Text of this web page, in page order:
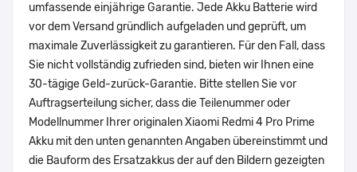
umfassende einjährige Garantie. Jede Akku Batterie wird
vor dem Versand gründlich aufgeladen und geprüft, um
maximale Zuverlässigkeit zu garantieren. Für den Fall, dass
Sie nicht vollständig zufrieden sind, bieten wir Ihnen eine
30-tägige Geld-zurück-Garantie. Bitte stellen Sie vor
Auftragserteilung sicher, dass die Teilenummer oder
Modellnummer Ihrer originalen Xiaomi Redmi 4 Pro Prime
Akku mit den unten genannten Angaben übereinstimmt und
die Bauform des Ersatzakkus der auf den Bildern gezeigten